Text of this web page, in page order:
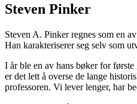
Steven Pinker
Steven A. Pinker regnes som en
Han karakteriserer seg selv som
I år ble en av hans bøker for
er det lett å overse de lange
professoren. Vi lever lenger, har